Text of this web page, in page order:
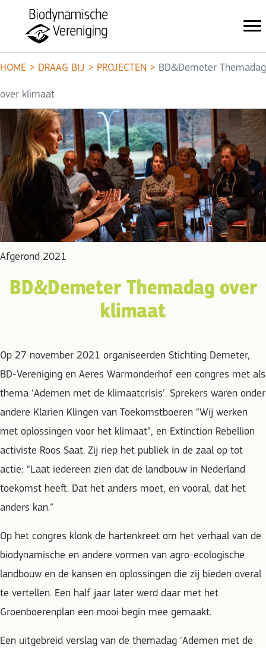
HOME > DRAAG BIJ > PROJECTEN > BD&Demeter Themadag
over klimaat
Afgerond 2021
BD&Demeter Themadag over
klimaat
Op 27 november 2021 organiseerden Stichting Demeter,
BD-Vereniging en Aeres Warmonderhof een congres met als
thema ‘Ademen met de klimaatcrisis’. Sprekers waren onder
andere Klarien Klingen van Toekomstboeren “Wij werken
met oplossingen voor het klimaat”, en Extinction Rebellion
activiste Roos Saat. Zij riep het publiek in de zaal op tot
actie: “Laat iedereen zien dat de landbouw in Nederland
toekomst heeft. Dat het anders moet, en vooral, dat het
anders kan.”
Op het congres klonk de hartenkreet om het verhaal van de
biodynamische en andere vormen van agro-ecologische
landbouw en de kansen en oplossingen die zij bieden overal
te vertellen. Een half jaar later werd daar met het
Groenboerenplan een mooi begin mee gemaakt.
Een uitgebreid verslag van de themadag ‘Ademen met de